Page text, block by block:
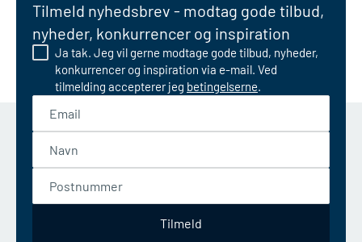
Tilmeld nyhedsbrev - modtag gode tilbud,
nyheder, konkurrencer og inspiration
Ja tak. Jeg vil gerne modtage gode tilbud, nyheder,
konkurrencer og inspiration via e-mail. Ved
tilmelding accepterer jeg betingelserne.
Tilmeld